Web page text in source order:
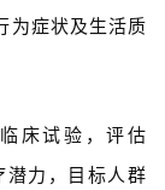
为症状及生活质
床试验，评估
潜力，目标人群